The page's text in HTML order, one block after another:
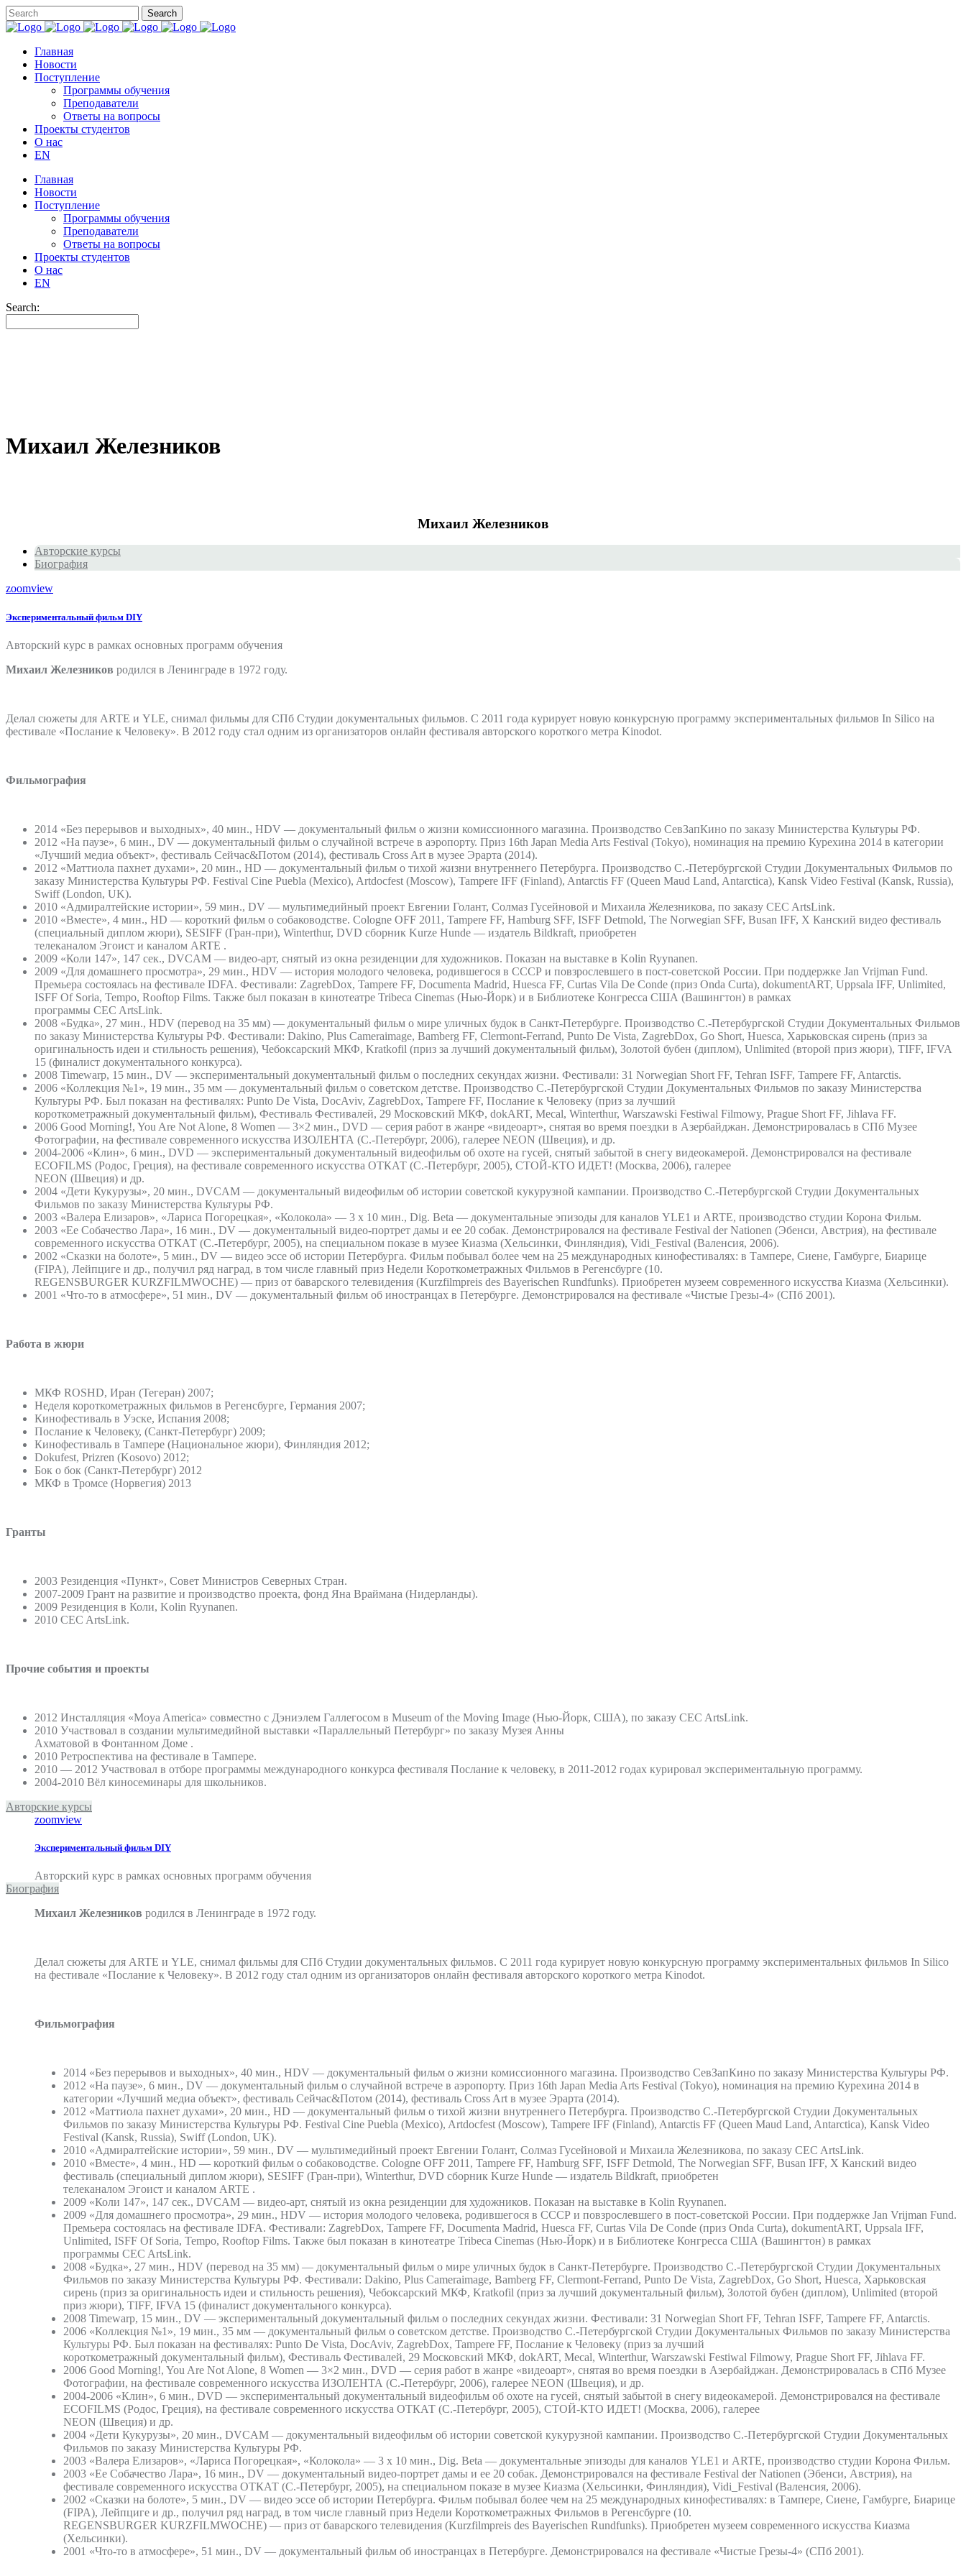
Главная
Новости
Поступление
Программы обучения
Преподаватели
Ответы на вопросы
Проекты студентов
О нас
EN
Главная
Новости
Поступление
Программы обучения
Преподаватели
Ответы на вопросы
Проекты студентов
О нас
EN
Search:
Михаил Железников
Михаил Железников
Авторские курсы
Биография
zoomview
Экспериментальный фильм DIY
Авторский курс в рамках основных программ обучения
Михаил Железников родился в Ленинграде в 1972 году.
Делал сюжеты для ARTE и YLE, снимал фильмы для СПб Студии документальных фильмов. С 2011 года курирует новую конкурсную программу экспериментальных фильмов In Silico на
фестивале «Послание к Человеку». В 2012 году стал одним из организаторов онлайн фестиваля авторского короткого метра Kinodot.
Фильмография
2014 «Без перерывов и выходных», 40 мин., HDV — документальный фильм о жизни комиссионного магазина. Производство СевЗапКино по заказу Министерства Культуры РФ.
2012 «На паузе», 6 мин., DV — документальный фильм о случайной встрече в аэропорту. Приз 16th Japan Media Arts Festival (Tokyo), номинация на премию Курехина 2014 в категории
«Лучший медиа объект», фестиваль Сейчас&Потом (2014), фестиваль Cross Art в музее Эрарта (2014).
2012 «Маттиола пахнет духами», 20 мин., HD — документальный фильм о тихой жизни внутреннего Петербурга. Производство С.-Петербургской Студии Документальных Фильмов по
заказу Министерства Культуры РФ. Festival Cine Puebla (Mexico), Artdocfest (Moscow), Tampere IFF (Finland), Antarctis FF (Queen Maud Land, Antarctica), Kansk Video Festival (Kansk, Russia),
Swiff (London, UK).
2010 «Адмиралтейские истории», 59 мин., DV — мультимедийный проект Евгении Голант, Солмаз Гусейновой и Михаила Железникова, по заказу CEC ArtsLink.
2010 «Вместе», 4 мин., HD — короткий фильм о собаководстве. Cologne OFF 2011, Tampere FF, Hamburg SFF, ISFF Detmold, The Norwegian SFF, Busan IFF, X Канский видео фестиваль
(специальный диплом жюри), SESIFF (Гран-при), Winterthur, DVD сборник Kurze Hunde — издатель Bildkraft, приобретен
телеканалом Эгоист и каналом ARTE .
2009 «Коли 147», 147 сек., DVCAM — видео-арт, снятый из окна резиденции для художников. Показан на выставке в Kolin Ryynanen.
2009 «Для домашнего просмотра», 29 мин., HDV — история молодого человека, родившегося в СССР и повзрослевшего в пост-советской России. При поддержке Jan Vrijman Fund.
Премьера состоялась на фестивале IDFA. Фестивали: ZagrebDox, Tampere FF, Documenta Madrid, Huesca FF, Curtas Vila De Conde (приз Onda Curta), dokumentART, Uppsala IFF, Unlimited,
ISFF Of Soria, Tempo, Rooftop Films. Также был показан в кинотеатре Tribeca Cinemas (Нью-Йорк) и в Библиотеке Конгресса США (Вашингтон) в рамках
программы CEC ArtsLink.
2008 «Будка», 27 мин., HDV (перевод на 35 мм) — документальный фильм о мире уличных будок в Санкт-Петербурге. Производство С.-Петербургской Студии Документальных Фильмов
по заказу Министерства Культуры РФ. Фестивали: Dakino, Plus Cameraimage, Bamberg FF, Clermont-Ferrand, Punto De Vista, ZagrebDox, Go Short, Huesca, Харьковская сирень (приз за
оригинальность идеи и стильность решения), Чебоксарский МКФ, Kratkofil (приз за лучший документальный фильм), Золотой бубен (диплом), Unlimited (второй приз жюри), TIFF, IFVA
15 (финалист документального конкурса).
2008 Timewarp, 15 мин., DV — экспериментальный документальный фильм о последних секундах жизни. Фестивали: 31 Norwegian Short FF, Tehran ISFF, Tampere FF, Antarctis.
2006 «Коллекция №1», 19 мин., 35 мм — документальный фильм о советском детстве. Производство С.-Петербургской Студии Документальных Фильмов по заказу Министерства
Культуры РФ. Был показан на фестивалях: Punto De Vista, DocAviv, ZagrebDox, Tampere FF, Послание к Человеку (приз за лучший
короткометражный документальный фильм), Фестиваль Фестивалей, 29 Московский МКФ, dokART, Mecal, Winterthur, Warszawski Festiwal Filmowy, Prague Short FF, Jihlava FF.
2006 Good Morning!, You Are Not Alone, 8 Women — 3×2 мин., DVD — серия работ в жанре «видеоарт», снятая во время поездки в Азербайджан. Демонстрировалась в СПб Музее
Фотографии, на фестивале современного искусства ИЗОЛЕНТА (С.-Петербург, 2006), галерее NEON (Швеция), и др.
2004-2006 «Клин», 6 мин., DVD — экспериментальный документальный видеофильм об охоте на гусей, снятый забытой в снегу видеокамерой. Демонстрировался на фестивале
ECOFILMS (Родос, Греция), на фестивале современного искусства ОТКАТ (С.-Петербург, 2005), СТОЙ-КТО ИДЕТ! (Москва, 2006), галерее
NEON (Швеция) и др.
2004 «Дети Кукурузы», 20 мин., DVCAM — документальный видеофильм об истории советской кукурузной кампании. Производство С.-Петербургской Студии Документальных
Фильмов по заказу Министерства Культуры РФ.
2003 «Валера Елизаров», «Лариса Погорецкая», «Колокола» — 3 x 10 мин., Dig. Beta — документальные эпизоды для каналов YLE1 и ARTE, производство студии Корона Фильм.
2003 «Ее Собачество Лара», 16 мин., DV — документальный видео-портрет дамы и ее 20 собак. Демонстрировался на фестивале Festival der Nationen (Эбенси, Австрия), на фестивале
современного искусства ОТКАТ (С.-Петербург, 2005), на специальном показе в музее Киазма (Хельсинки, Финляндия), Vidi_Festival (Валенсия, 2006).
2002 «Сказки на болоте», 5 мин., DV — видео эссе об истории Петербурга. Фильм побывал более чем на 25 международных кинофестивалях: в Тампере, Сиене, Гамбурге, Биарице
(FIPA), Лейпциге и др., получил ряд наград, в том числе главный приз Недели Короткометражных Фильмов в Регенсбурге (10.
REGENSBURGER KURZFILMWOCHE) — приз от баварского телевидения (Kurzfilmpreis des Bayerischen Rundfunks). Приобретен музеем современного искусства Киазма (Хельсинки).
2001 «Что-то в атмосфере», 51 мин., DV — документальный фильм об иностранцах в Петербурге. Демонстрировался на фестивале «Чистые Грезы-4» (СПб 2001).
Работа в жюри
МКФ ROSHD, Иран (Тегеран) 2007;
Неделя короткометражных фильмов в Регенсбурге, Германия 2007;
Кинофестиваль в Уэске, Испания 2008;
Послание к Человеку, (Санкт-Петербург) 2009;
Кинофестиваль в Тампере (Национальное жюри), Финляндия 2012;
Dokufest, Prizren (Kosovo) 2012;
Бок о бок (Санкт-Петербург) 2012
МКФ в Тромсе (Норвегия) 2013
Гранты
2003 Резиденция «Пункт», Совет Министров Северных Стран.
2007-2009 Грант на развитие и производство проекта, фонд Яна Враймана (Нидерланды).
2009 Резиденция в Коли, Kolin Ryynanen.
2010 CEC ArtsLink.
Прочие события и проекты
2012 Инсталляция «Moya America» совместно с Дэниэлем Галлегосом в Museum of the Moving Image (Нью-Йорк, США), по заказу CEC ArtsLink.
2010 Участвовал в создании мультимедийной выставки «Параллельный Петербург» по заказу Музея Анны
Ахматовой в Фонтанном Доме .
2010 Ретроспектива на фестивале в Тампере.
2010 — 2012 Участвовал в отборе программы международного конкурса фестиваля Послание к человеку, в 2011-2012 годах курировал экспериментальную программу.
2004-2010 Вёл киносеминары для школьников.
Авторские курсы
zoomview
Экспериментальный фильм DIY
Авторский курс в рамках основных программ обучения
Биография
Михаил Железников родился в Ленинграде в 1972 году.
Делал сюжеты для ARTE и YLE, снимал фильмы для СПб Студии документальных фильмов. С 2011 года курирует новую конкурсную программу экспериментальных фильмов In Silico
на фестивале «Послание к Человеку». В 2012 году стал одним из организаторов онлайн фестиваля авторского короткого метра Kinodot.
Фильмография
2014 «Без перерывов и выходных», 40 мин., HDV — документальный фильм о жизни комиссионного магазина. Производство СевЗапКино по заказу Министерства Культуры РФ.
2012 «На паузе», 6 мин., DV — документальный фильм о случайной встрече в аэропорту. Приз 16th Japan Media Arts Festival (Tokyo), номинация на премию Курехина 2014 в
категории «Лучший медиа объект», фестиваль Сейчас&Потом (2014), фестиваль Cross Art в музее Эрарта (2014).
2012 «Маттиола пахнет духами», 20 мин., HD — документальный фильм о тихой жизни внутреннего Петербурга. Производство С.-Петербургской Студии Документальных
Фильмов по заказу Министерства Культуры РФ. Festival Cine Puebla (Mexico), Artdocfest (Moscow), Tampere IFF (Finland), Antarctis FF (Queen Maud Land, Antarctica), Kansk Video
Festival (Kansk, Russia), Swiff (London, UK).
2010 «Адмиралтейские истории», 59 мин., DV — мультимедийный проект Евгении Голант, Солмаз Гусейновой и Михаила Железникова, по заказу CEC ArtsLink.
2010 «Вместе», 4 мин., HD — короткий фильм о собаководстве. Cologne OFF 2011, Tampere FF, Hamburg SFF, ISFF Detmold, The Norwegian SFF, Busan IFF, X Канский видео
фестиваль (специальный диплом жюри), SESIFF (Гран-при), Winterthur, DVD сборник Kurze Hunde — издатель Bildkraft, приобретен
телеканалом Эгоист и каналом ARTE .
2009 «Коли 147», 147 сек., DVCAM — видео-арт, снятый из окна резиденции для художников. Показан на выставке в Kolin Ryynanen.
2009 «Для домашнего просмотра», 29 мин., HDV — история молодого человека, родившегося в СССР и повзрослевшего в пост-советской России. При поддержке Jan Vrijman Fund.
Премьера состоялась на фестивале IDFA. Фестивали: ZagrebDox, Tampere FF, Documenta Madrid, Huesca FF, Curtas Vila De Conde (приз Onda Curta), dokumentART, Uppsala IFF,
Unlimited, ISFF Of Soria, Tempo, Rooftop Films. Также был показан в кинотеатре Tribeca Cinemas (Нью-Йорк) и в Библиотеке Конгресса США (Вашингтон) в рамках
программы CEC ArtsLink.
2008 «Будка», 27 мин., HDV (перевод на 35 мм) — документальный фильм о мире уличных будок в Санкт-Петербурге. Производство С.-Петербургской Студии Документальных
Фильмов по заказу Министерства Культуры РФ. Фестивали: Dakino, Plus Cameraimage, Bamberg FF, Clermont-Ferrand, Punto De Vista, ZagrebDox, Go Short, Huesca, Харьковская
сирень (приз за оригинальность идеи и стильность решения), Чебоксарский МКФ, Kratkofil (приз за лучший документальный фильм), Золотой бубен (диплом), Unlimited (второй
приз жюри), TIFF, IFVA 15 (финалист документального конкурса).
2008 Timewarp, 15 мин., DV — экспериментальный документальный фильм о последних секундах жизни. Фестивали: 31 Norwegian Short FF, Tehran ISFF, Tampere FF, Antarctis.
2006 «Коллекция №1», 19 мин., 35 мм — документальный фильм о советском детстве. Производство С.-Петербургской Студии Документальных Фильмов по заказу Министерства
Культуры РФ. Был показан на фестивалях: Punto De Vista, DocAviv, ZagrebDox, Tampere FF, Послание к Человеку (приз за лучший
короткометражный документальный фильм), Фестиваль Фестивалей, 29 Московский МКФ, dokART, Mecal, Winterthur, Warszawski Festiwal Filmowy, Prague Short FF, Jihlava FF.
2006 Good Morning!, You Are Not Alone, 8 Women — 3×2 мин., DVD — серия работ в жанре «видеоарт», снятая во время поездки в Азербайджан. Демонстрировалась в СПб Музее
Фотографии, на фестивале современного искусства ИЗОЛЕНТА (С.-Петербург, 2006), галерее NEON (Швеция), и др.
2004-2006 «Клин», 6 мин., DVD — экспериментальный документальный видеофильм об охоте на гусей, снятый забытой в снегу видеокамерой. Демонстрировался на фестивале
ECOFILMS (Родос, Греция), на фестивале современного искусства ОТКАТ (С.-Петербург, 2005), СТОЙ-КТО ИДЕТ! (Москва, 2006), галерее
NEON (Швеция) и др.
2004 «Дети Кукурузы», 20 мин., DVCAM — документальный видеофильм об истории советской кукурузной кампании. Производство С.-Петербургской Студии Документальных
Фильмов по заказу Министерства Культуры РФ.
2003 «Валера Елизаров», «Лариса Погорецкая», «Колокола» — 3 x 10 мин., Dig. Beta — документальные эпизоды для каналов YLE1 и ARTE, производство студии Корона Фильм.
2003 «Ее Собачество Лара», 16 мин., DV — документальный видео-портрет дамы и ее 20 собак. Демонстрировался на фестивале Festival der Nationen (Эбенси, Австрия), на
фестивале современного искусства ОТКАТ (С.-Петербург, 2005), на специальном показе в музее Киазма (Хельсинки, Финляндия), Vidi_Festival (Валенсия, 2006).
2002 «Сказки на болоте», 5 мин., DV — видео эссе об истории Петербурга. Фильм побывал более чем на 25 международных кинофестивалях: в Тампере, Сиене, Гамбурге, Биарице
(FIPA), Лейпциге и др., получил ряд наград, в том числе главный приз Недели Короткометражных Фильмов в Регенсбурге (10.
REGENSBURGER KURZFILMWOCHE) — приз от баварского телевидения (Kurzfilmpreis des Bayerischen Rundfunks). Приобретен музеем современного искусства Киазма
(Хельсинки).
2001 «Что-то в атмосфере», 51 мин., DV — документальный фильм об иностранцах в Петербурге. Демонстрировался на фестивале «Чистые Грезы-4» (СПб 2001).